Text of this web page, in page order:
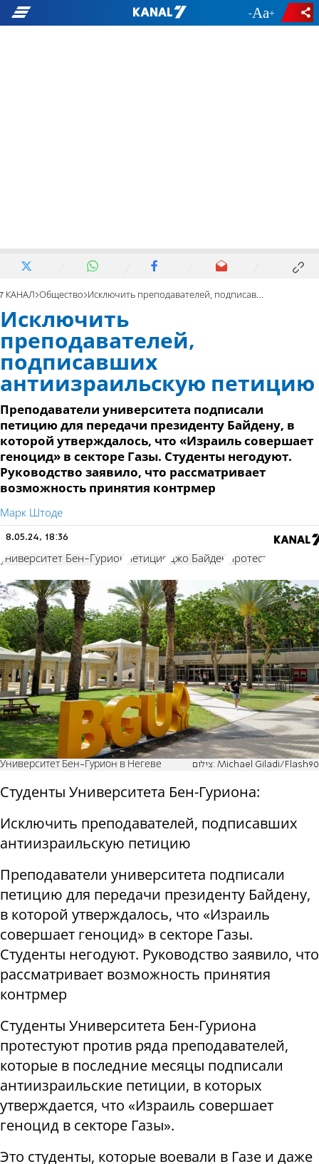
- +
7 КАНАЛ Общество Исключить преподавателей, подписавших антиизраильскую петицию
Исключить
преподавателей,
подписавших
антиизраильскую петицию
Преподаватели университета подписали
петицию для передачи президенту Байдену, в
которой утверждалось, что «Израиль совершает
геноцид» в секторе Газы. Студенты негодуют.
Руководство заявило, что рассматривает
возможность принятия контрмер
Марк Штоде
8.05.24, 18:36
университет Бен-Гурион петиция Джо Байден протест
Университет Бен-Гурион в Негеве צילום: Michael Giladi/Flash90
Студенты Университета Бен-Гуриона:
Исключить преподавателей, подписавших
антиизраильскую петицию
Преподаватели университета подписали
петицию для передачи президенту Байдену,
в которой утверждалось, что «Израиль
совершает геноцид» в секторе Газы.
Студенты негодуют. Руководство заявило, что
рассматривает возможность принятия
контрмер
Студенты Университета Бен-Гуриона
протестуют против ряда преподавателей,
которые в последние месяцы подписали
антиизраильские петиции, в которых
утверждается, что «Израиль совершает
геноцид в секторе Газы».
Это студенты, которые воевали в Газе и даже